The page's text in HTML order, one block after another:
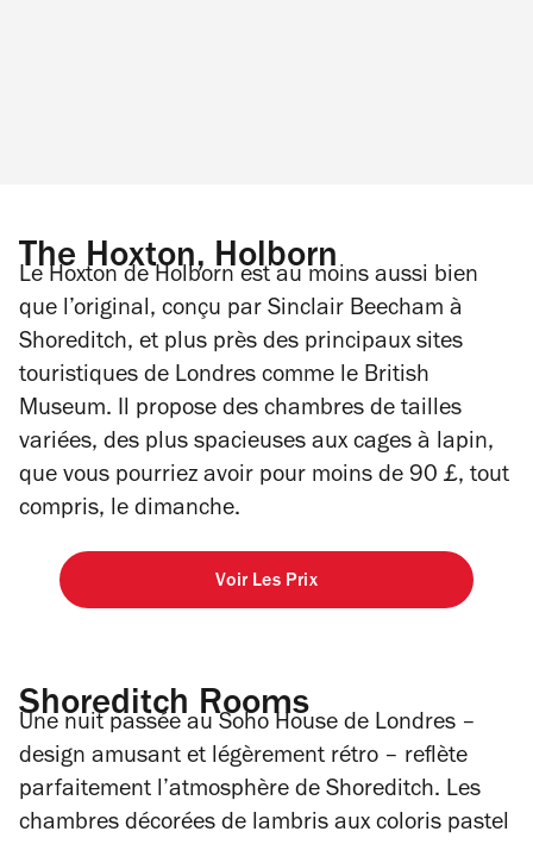
The Hoxton, Holborn
Le Hoxton de Holborn est au moins aussi bien
que l’original, conçu par Sinclair Beecham à
Shoreditch, et plus près des principaux sites
touristiques de Londres comme le British
Museum. Il propose des chambres de tailles
variées, des plus spacieuses aux cages à lapin,
que vous pourriez avoir pour moins de 90 £, tout
compris, le dimanche.
Voir Les Prix
Shoreditch Rooms
Une nuit passée au Soho House de Londres –
design amusant et légèrement rétro – reflète
parfaitement l’atmosphère de Shoreditch. Les
chambres décorées de lambris aux coloris pastel